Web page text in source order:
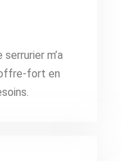
m’a
fort en